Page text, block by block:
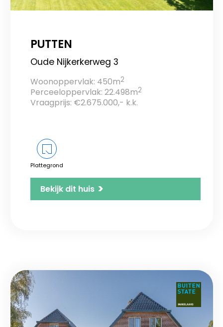
PUTTEN
Oude Nijkerkerweg 3
Woonoppervlak: 450m2
Perceeloppervlak: 22.498m2
Vraagprijs: €2.675.000,- k.k.
Plattegrond
Bekijk dit huis >